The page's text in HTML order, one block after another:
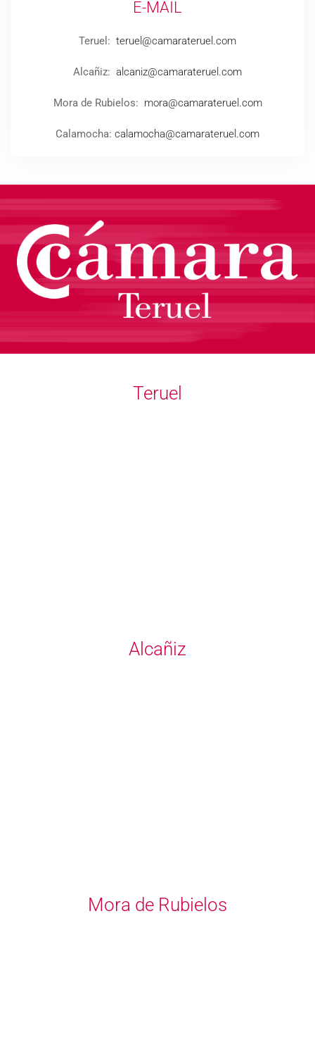
E-MAIL
Teruel: teruel@camarateruel.com
Alcañiz: alcaniz@camarateruel.com
Mora de Rubielos: mora@camarateruel.com
Calamocha: calamocha@camarateruel.com
Teruel
Alcañiz
Mora de Rubielos